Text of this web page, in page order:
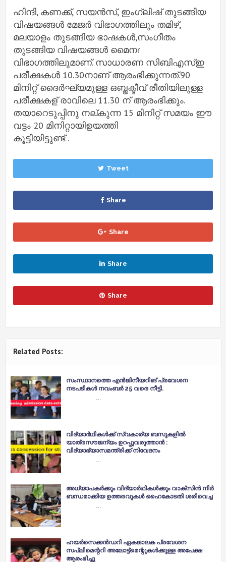
ഹിന്ദി, കണക്ക്, സയൻസ്, ഇംഗ്ലിഷ് തുടങ്ങിയ
വിഷയങ്ങൾ മേജർ വിഭാഗത്തിലും തമിഴ്,
മലയാളം തുടങ്ങിയ ഭാഷകൾ,സംഗീതം
തുടങ്ങിയ വിഷയങ്ങൾ മൈനr
വിഭാഗത്തിലുമാണ്. സാധാരണ സിബിഎസ്‌ഇ
പരീക്ഷകൾ 10.30നാണ് ആരംഭിക്കുന്നത്.90
മിനിറ്റ് ദൈർഘ്യമുള്ള ഒബ്ജക്ടീവ് രീതിയിലുള്ള
പരീക്ഷകള് രാവിലെ 11.30 ന് ആരംഭിക്കും.
തയാറെടുപ്പിനു നല്കുന്ന 15 മിനിറ്റ് സമയം ഈ
വട്ടം 20 മിനിറ്റായിഉയത്തി
കൂട്ടിയിട്ടുണ്ട് .
Tweet
Share
Share
Share
Share
Related Posts:
സം​സ്ഥാ​ന​ത്തെ എ​ന്‍​ജി​നീ​യ​റി​ങ്​ പ്ര​വേ​ശ​ന
നടപടികള്‍ ന​വം​ബ​ര്‍ 25 വ​രെ നീ​ട്ടി.
…
വിദ്യാര്‍ഥികള്‍ക്ക് സ്വകാര്യ ബസുകളില്‍
യാത്രസൗജന്യം ഉറപ്പുവരുത്താൻ :
വിദ്യാഭ്യാസമന്ത്രിക്ക് നിവേദനം
…
അ​ധ്യാ​പ​ക​ർ​ക്കും വി​ദ്യാ​ർ​ഥി​ക​ൾ​ക്കും വാ​ക്സി​ൻ നി​ർ​
ബ​ന്ധമാ​ക്കി​യ ഉ​ത്ത​ര​വു​ക​ൾ​ ഹൈ​കോ​ട​തി ​ശ​രി​വെ​ച്ച
…
ഹയർസെക്കൻഡറി ഏകജാലക പ്രവേശന
സപ്ലിമെന്ററി അലോട്ട്മെന്റുകൾക്കുള്ള അപേക്ഷ
ആരംഭിച്ചു